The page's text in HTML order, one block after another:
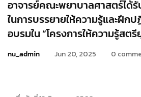
อาจารย์คณะพยาบาลศาสตร์ได้
ในการบรรยายให้ความรู้และฝึก
อบรมใน “โครงการให้ความรู้สต
nu_admin Jun 20, 2025 0